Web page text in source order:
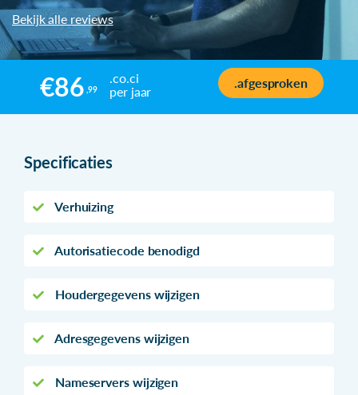
Bekijk alle reviews
€86 ,99
.co.ci
per jaar
.afgesproken
Specificaties
Verhuizing
Autorisatiecode benodigd
Houdergegevens wijzigen
Adresgegevens wijzigen
Nameservers wijzigen